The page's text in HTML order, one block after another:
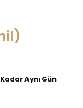
Aynı Gün